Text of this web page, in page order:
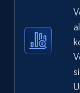
TikTok
by